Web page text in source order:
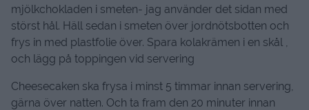
mjölkchokladen i smeten- jag använder det sidan med
störst hål. Häll sedan i smeten över jordnötsbotten och
frys in med plastfolie över. Spara kolakrämen i en skål ,
och lägg på toppingen vid servering
Cheesecaken ska frysa i minst 5 timmar innan servering,
gärna över natten. Och ta fram den 20 minuter innan